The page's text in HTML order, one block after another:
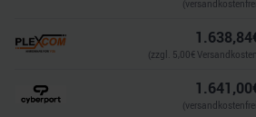
1.638,84
(zzgl. 5,00€
1.641,00